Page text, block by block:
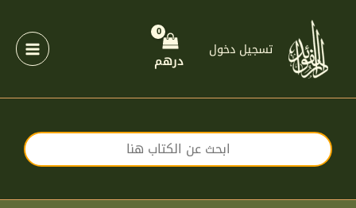
المحتوى
تسجيل دخول
درهم